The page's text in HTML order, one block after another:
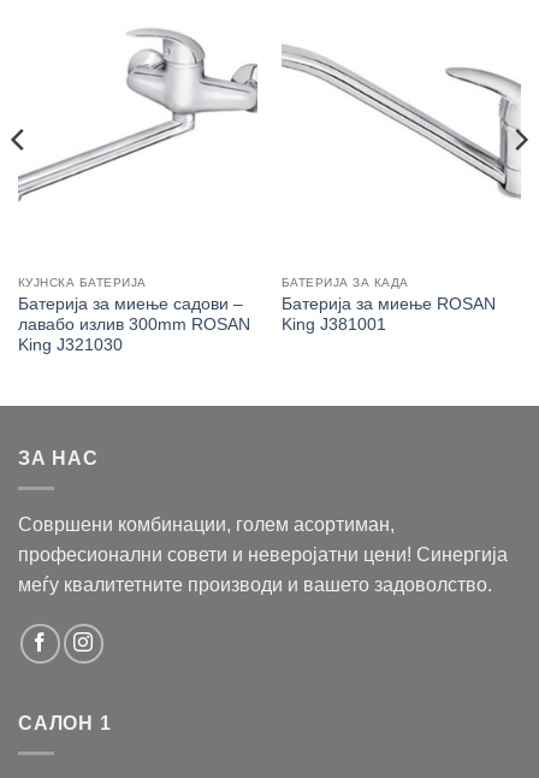
КУЈНСКА БАТЕРИЈА
Батерија за миење садови –
лавабо излив 300mm ROSAN
King J321030
БАТЕРИЈА ЗА КАДА
Батерија за миење ROSAN
King J381001
ЗА НАС
Совршени комбинации, голем асортиман,
професионални совети и неверојатни цени! Синергија
меѓу квалитетните производи и вашето задоволство.
САЛОН 1